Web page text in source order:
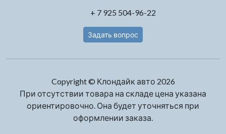
+ 7 925 504-96-22
Задать вопрос
Copyright © Клондайк авто 2026
При отсутствии товара на складе цена указана
ориентировочно. Она будет уточняться при
оформлении заказа.